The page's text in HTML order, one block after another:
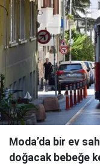
Moda’da bir ev
doğacak bebeğe